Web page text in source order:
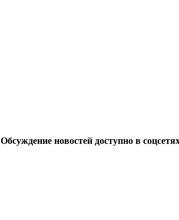
Обсуждение новостей доступно в